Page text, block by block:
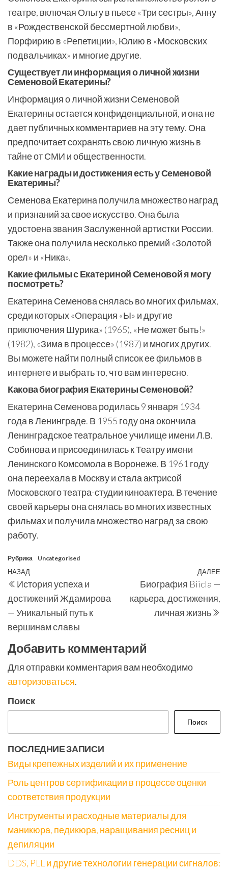
театре, включая Ольгу в пьесе «Три сестры», Анну
в «Рождественской бессмертной любви»,
Порфирию в «Репетиции», Юлию в «Московских
подвальчиках» и многие другие.
Существует ли информация о личной жизни
Семеновой Екатерины?
Информация о личной жизни Семеновой
Екатерины остается конфиденциальной, и она не
дает публичных комментариев на эту тему. Она
предпочитает сохранять свою личную жизнь в
тайне от СМИ и общественности.
Какие награды и достижения есть у Семеновой
Екатерины?
Семенова Екатерина получила множество наград
и признаний за свое искусство. Она была
удостоена звания Заслуженной артистки России.
Также она получила несколько премий «Золотой
орел» и «Ника».
Какие фильмы с Екатериной Семеновой я могу
посмотреть?
Екатерина Семенова снялась во многих фильмах,
среди которых «Операция «Ы» и другие
приключения Шурика» (1965), «Не может быть!»
(1982), «Зима в процессе» (1987) и многих других.
Вы можете найти полный список ее фильмов в
интернете и выбрать то, что вам интересно.
Какова биография Екатерины Семеновой?
Екатерина Семенова родилась 9 января 1934
года в Ленинграде. В 1955 году она окончила
Ленинградское театральное училище имени Л.В.
Собинова и присоединилась к Театру имени
Ленинского Комсомола в Воронеже. В 1961 году
она переехала в Москву и стала актрисой
Московского театра-студии киноактера. В течение
своей карьеры она снялась во многих известных
фильмах и получила множество наград за свою
работу.
Рубрика Uncategorised
Навигация
по
записям
Предыдущая
запись
НАЗАД
История успеха и
достижений Ждамирова
— Уникальный путь к
вершинам славы
ДАЛЕЕ
Биография Biicla —
карьера, достижения,
личная жизнь
Добавить комментарий
Для отправки комментария вам необходимо
авторизоваться.
Поиск
Поиск
ПОСЛЕДНИЕ ЗАПИСИ
Виды крепежных изделий и их применение
Роль центров сертификации в процессе оценки
соответствия продукции
Инструменты и расходные материалы для
маникюра, педикюра, наращивания ресниц и
депиляции
DDS, PLL и другие технологии генерации сигналов: